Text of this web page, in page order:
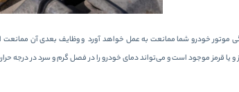
خودرو شما ممانعت به عمل خواهد آورد و وظایف بعدی آن ممانعت
یا قرمز موجود است و می‌تواند دمای خودرو را در فصل گرم و سرد در درجه